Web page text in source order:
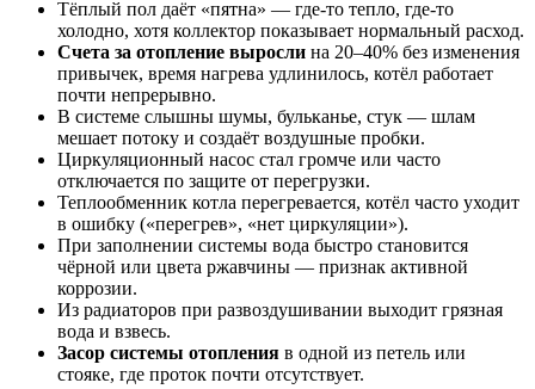
Тёплый пол даёт «пятна» — где-то тепло, где-то
холодно, хотя коллектор показывает нормальный расход.
Счета за отопление выросли на 20–40% без изменения
привычек, время нагрева удлинилось, котёл работает
почти непрерывно.
В системе слышны шумы, бульканье, стук — шлам
мешает потоку и создаёт воздушные пробки.
Циркуляционный насос стал громче или часто
отключается по защите от перегрузки.
Теплообменник котла перегревается, котёл часто уходит
в ошибку («перегрев», «нет циркуляции»).
При заполнении системы вода быстро становится
чёрной или цвета ржавчины — признак активной
коррозии.
Из радиаторов при развоздушивании выходит грязная
вода и взвесь.
Засор системы отопления в одной из петель или
стояке, где проток почти отсутствует.